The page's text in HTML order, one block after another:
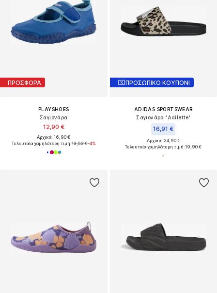
ΠΡΟΣΦΟΡΑ
PLAYSHOES
Σαγιονάρα
12,90 €
Αρχικά: 16,90 €
Τελευταία χαμηλότερη τιμή:13,52 €-4%
ΠΡΟΣΩΠΙΚΟ ΚΟΥΠΟΝΙ
ADIDAS SPORTSWEAR
Σαγιονάρα 'Adilette'
16,91 €
Αρχικά: 24,90 €
Τελευταία χαμηλότερη τιμή:19,90 €